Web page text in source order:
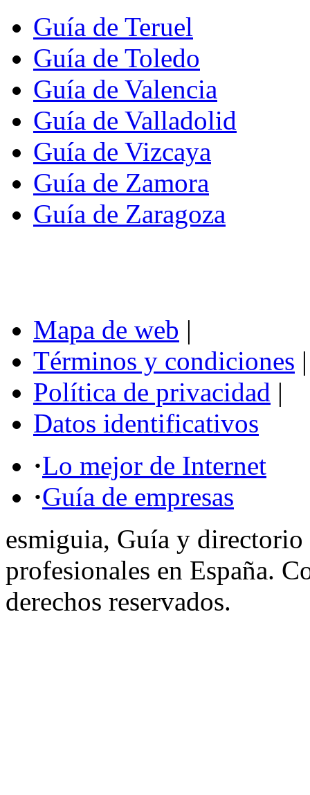
Guía de Teruel
Guía de Toledo
Guía de Valencia
Guía de Valladolid
Guía de Vizcaya
Guía de Zamora
Guía de Zaragoza
Mapa de web |
Términos y condiciones |
Política de privacidad |
Datos identificativos
·Lo mejor de Internet
·Guía de empresas
esmiguia, Guía y directorio
profesionales en España.
derechos reservados.